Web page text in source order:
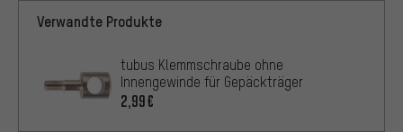
Verwandte Produkte
tubus Klemmschraube ohne
Innengewinde für Gepäckträger
2,99€